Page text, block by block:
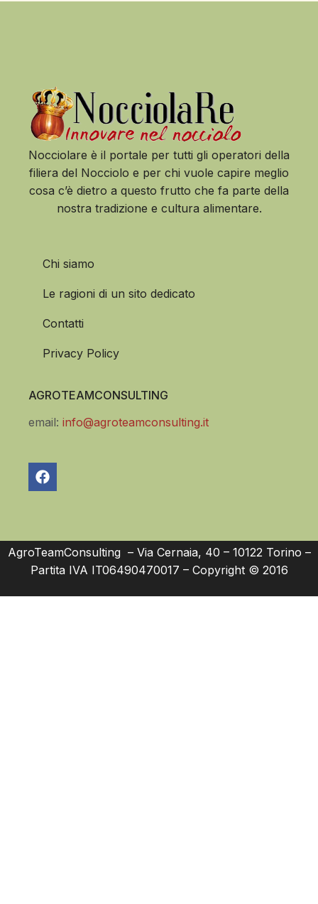
Nocciolare è il portale per tutti gli operatori della
filiera del Nocciolo e per chi vuole capire meglio
cosa c’è dietro a questo frutto che fa parte della
nostra tradizione e cultura alimentare.
Chi siamo
Le ragioni di un sito dedicato
Contatti
Privacy Policy
AGROTEAMCONSULTING
email: info@agroteamconsulting.it
AgroTeamConsulting – Via Cernaia, 40 – 10122 Torino –
Partita IVA IT06490470017 – Copyright © 2016